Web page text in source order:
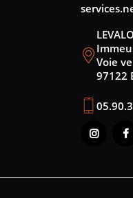
Voie
97122